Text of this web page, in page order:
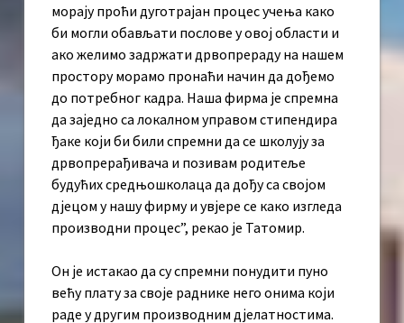
морају проћи дуготрајан процес учења како
би могли обављати послове у овој области и
ако желимо задржати дрвопрераду на нашем
простору морамо пронаћи начин да дођемо
до потребног кадра. Наша фирма је спремна
да заједно са локалном управом стипендира
ђаке који би били спремни да се школују за
дрвопрерађивача и позивам родитеље
будућих средњошколаца да дођу са својом
дјецом у нашу фирму и увјере се како изгледа
производни процес”, рекао је Татомир.
Он је истакао да су спремни понудити пуно
већу плату за своје раднике него онима који
раде у другим производним дјелатностима.